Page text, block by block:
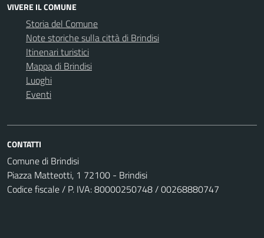
VIVERE IL COMUNE
Storia del Comune
Note storiche sulla città di Brindisi
Itinenari turistici
Mappa di Brindisi
Luoghi
Eventi
CONTATTI
Comune di Brindisi
Piazza Matteotti, 1 72100 - Brindisi
Codice fiscale / P. IVA: 80000250748 / 00268880747